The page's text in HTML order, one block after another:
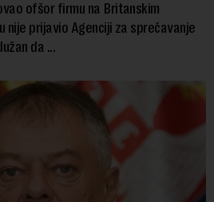
ofšor firmu na Britanskim
nije prijavio Agenciji za sprečavanje
da ...